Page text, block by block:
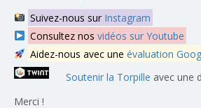
Suivez-nous sur Instagram
Consultez nos vidéos sur Youtube
Aidez-nous avec une évaluation
Soutenir la Torpille avec une
Merci !